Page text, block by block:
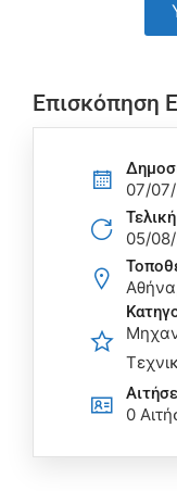
Επισκόπηση
07/
05/
0